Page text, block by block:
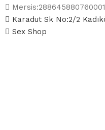
Karadut Sk No:2/2
Sex Shop